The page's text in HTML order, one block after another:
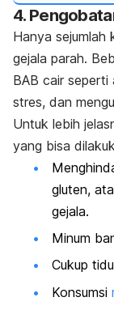
4.
Hanya sejumlah
gejala parah.
BAB cair seperti
stres, dan
Untuk lebih
yang bisa
gluten,
gejala.
Minum
Cukup
Konsumsi